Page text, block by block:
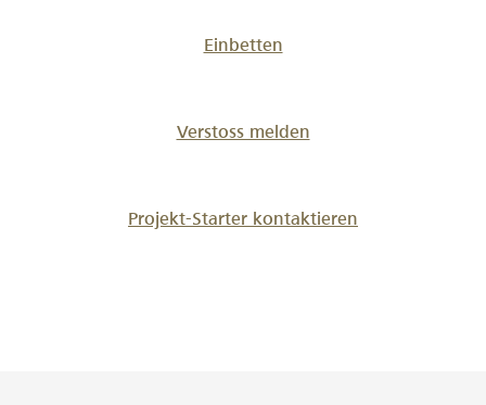
Einbetten
Verstoss melden
Projekt-Starter kontaktieren